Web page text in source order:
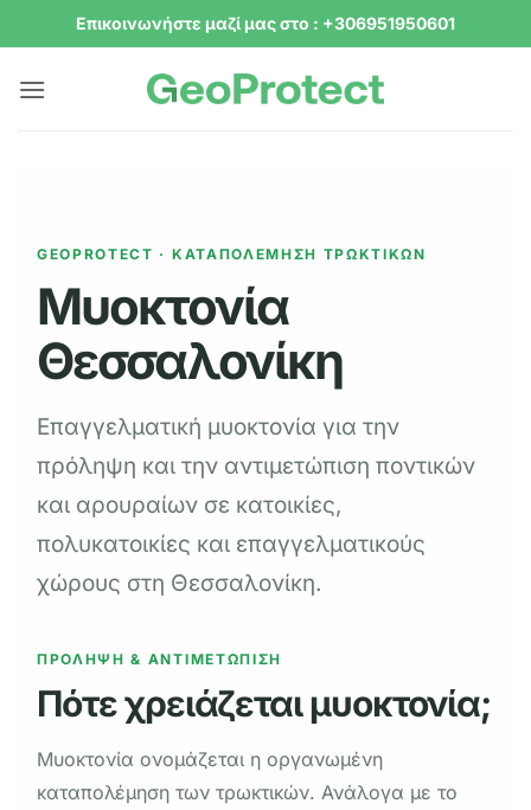
Μετάβαση
στο
Επικοινωνήστε μαζί μας στο : +306951950601
GEOPROTECT · ΚΑΤΑΠΟΛΕΜΗΣΗ ΤΡΩΚΤΙΚΩΝ
Μυοκτονία
Θεσσαλονίκη
Επαγγελματική μυοκτονία για την
πρόληψη και την αντιμετώπιση ποντικών
και αρουραίων σε κατοικίες,
πολυκατοικίες και επαγγελματικούς
χώρους στη Θεσσαλονίκη.
ΠΡΟΛΗΨΗ & ΑΝΤΙΜΕΤΩΠΙΣΗ
Πότε χρειάζεται μυοκτονία;
Μυοκτονία ονομάζεται η οργανωμένη
καταπολέμηση των τρωκτικών. Ανάλογα με το